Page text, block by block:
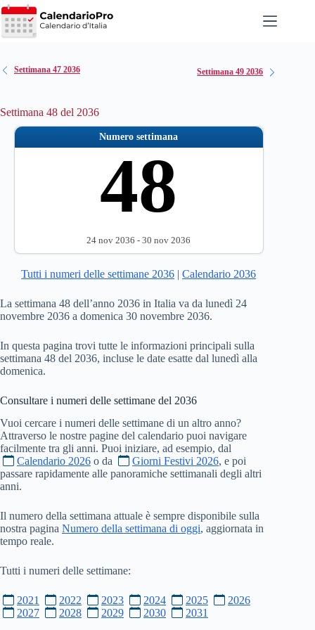
Salta
al
contenuto
Settimana 47 2036 Settimana 49 2036
Settimana 48 del 2036
Numero settimana
48
24 nov 2036 - 30 nov 2036
Tutti i numeri delle settimane 2036 |Calendario 2036
La settimana 48 dell’anno 2036 in Italia va da lunedì 24
novembre 2036 a domenica 30 novembre 2036.
In questa pagina trovi tutte le informazioni principali sulla
settimana 48 del 2036, incluse le date esatte dal lunedì alla
domenica.
Consultare i numeri delle settimane del 2036
Vuoi cercare i numeri delle settimane di un altro anno?
Attraverso le nostre pagine del calendario puoi navigare
facilmente tra gli anni. Puoi iniziare, ad esempio, dal
Calendario 2026 o da Giorni Festivi 2026, e poi
passare rapidamente alle panoramiche settimanali degli altri
anni.
Il numero della settimana attuale è sempre disponibile sulla
nostra pagina Numero della settimana di oggi, aggiornata in
tempo reale.
Tutti i numeri delle settimane:
2021 2022 2023 2024 2025
2026
2027
2028 2029 2030 2031